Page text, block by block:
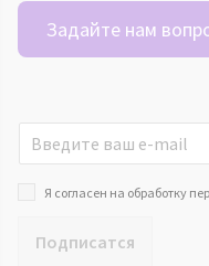
Задайте нам
Я согласен на обработку
Подписатся